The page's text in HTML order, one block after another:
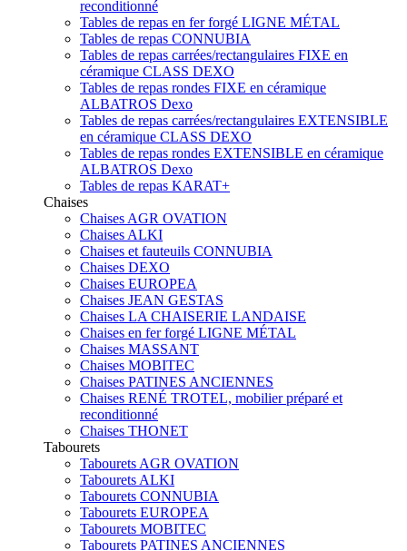
reconditionné
Tables de repas en fer forgé LIGNE MÉTAL
Tables de repas CONNUBIA
Tables de repas carrées/rectangulaires FIXE en
céramique CLASS DEXO
Tables de repas rondes FIXE en céramique
ALBATROS Dexo
Tables de repas carrées/rectangulaires EXTENSIBLE
en céramique CLASS DEXO
Tables de repas rondes EXTENSIBLE en céramique
ALBATROS Dexo
Tables de repas KARAT+
Chaises
Chaises AGR OVATION
Chaises ALKI
Chaises et fauteuils CONNUBIA
Chaises DEXO
Chaises EUROPEA
Chaises JEAN GESTAS
Chaises LA CHAISERIE LANDAISE
Chaises en fer forgé LIGNE MÉTAL
Chaises MASSANT
Chaises MOBITEC
Chaises PATINES ANCIENNES
Chaises RENÉ TROTEL, mobilier préparé et
reconditionné
Chaises THONET
Tabourets
Tabourets AGR OVATION
Tabourets ALKI
Tabourets CONNUBIA
Tabourets EUROPEA
Tabourets MOBITEC
Tabourets PATINES ANCIENNES